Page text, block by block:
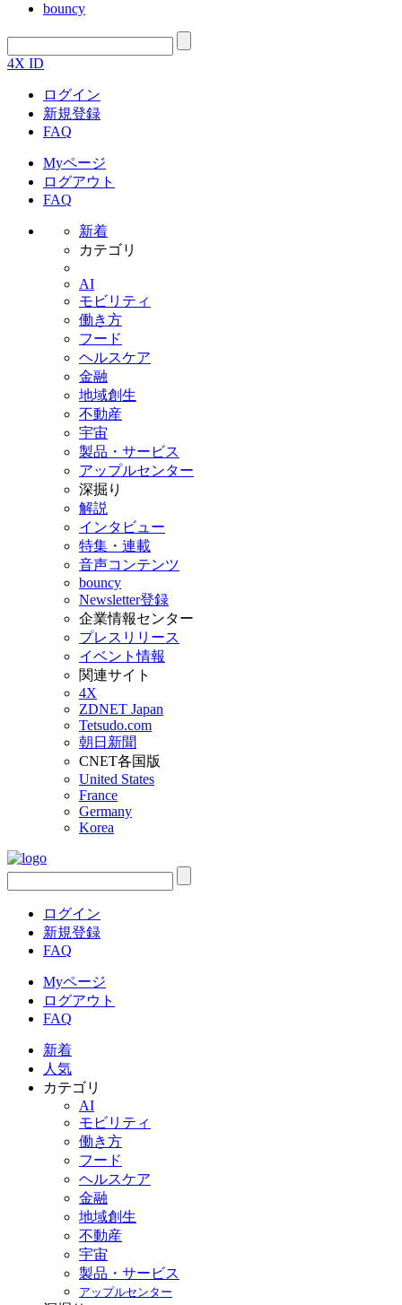
bouncy
4X ID
ログイン
新規登録
FAQ
Myページ
ログアウト
FAQ
新着
カテゴリ
AI
モビリティ
働き方
フード
ヘルスケア
金融
地域創生
不動産
宇宙
製品・サービス
アップルセンター
深掘り
解説
インタビュー
特集・連載
音声コンテンツ
bouncy
Newsletter登録
企業情報センター
プレスリリース
イベント情報
関連サイト
4X
ZDNET Japan
Tetsudo.com
朝日新聞
CNET各国版
United States
France
Germany
Korea
ログイン
新規登録
FAQ
Myページ
ログアウト
FAQ
新着
人気
カテゴリ
AI
モビリティ
働き方
フード
ヘルスケア
金融
地域創生
不動産
宇宙
製品・サービス
アップルセンター